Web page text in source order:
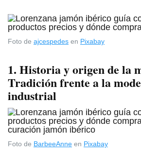
Foto de ajcespedes en Pixabay
1. Historia y origen de la
Tradición frente a la
industrial
Foto de BarbeeAnne en Pixabay